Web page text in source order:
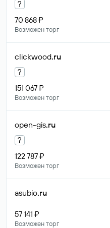
?
70 868 ₽
Возможен торг
clickwood.ru
?
151 067 ₽
Возможен торг
open-gis.ru
?
122 787 ₽
Возможен торг
asubio.ru
57 141 ₽
Возможен торг